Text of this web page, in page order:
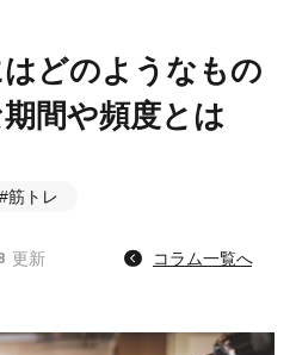
どのようなもの
間や頻度とは
#筋トレ
更新 コラム一覧へ